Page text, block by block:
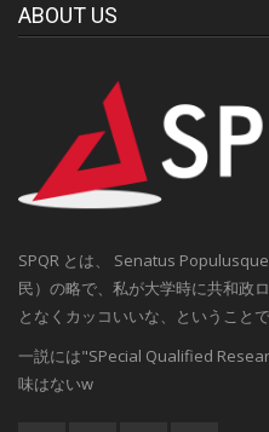
ABOUT US
SPQR とは、 Senatus
民）の略で、私が大学時に共和政
となくカッコいいな、ということ
一説には"SPecial Qualified
味はないw